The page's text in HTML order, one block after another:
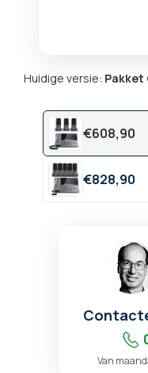
Huidige versie: Pakket
€608,90
€828,90
Van